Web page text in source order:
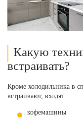
Какую
встраивать?
Кроме холодильника в
встраивают, входят:
кофемашины